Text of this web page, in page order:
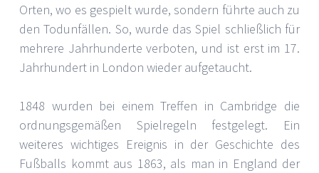
Orten, wo es gespielt wurde, sondern führte auch zu
den Todunfällen. So, wurde das Spiel schließlich für
mehrere Jahrhunderte verboten, und ist erst im 17.
Jahrhundert in London wieder aufgetaucht.
1848 wurden bei einem Treffen in Cambridge die
ordnungsgemäßen Spielregeln festgelegt. Ein
weiteres wichtiges Ereignis in der Geschichte des
Fußballs kommt aus 1863, als man in England der